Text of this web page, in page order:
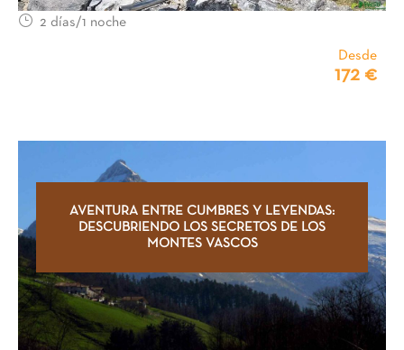
2 días/1 noche
Desde
172 €
AVENTURA ENTRE CUMBRES Y LEYENDAS:
DESCUBRIENDO LOS SECRETOS DE LOS
MONTES VASCOS